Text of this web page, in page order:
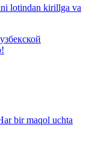
lotindan kirillga va
bir maqol uchta